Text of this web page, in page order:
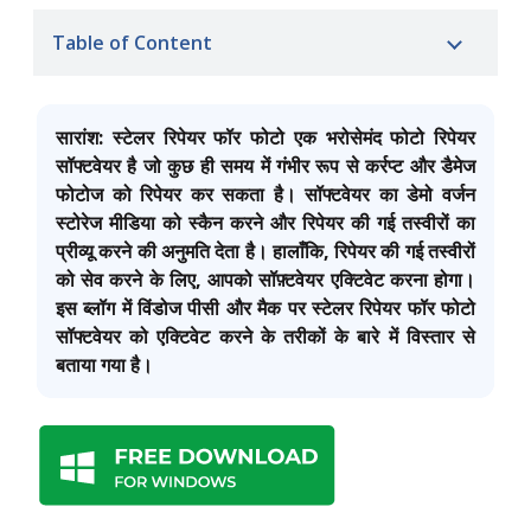
Table of Content
सारांश: स्टेलर रिपेयर फॉर फोटो एक भरोसेमंद फोटो रिपेयर
सॉफ्टवेयर है जो कुछ ही समय में गंभीर रूप से कर्रप्ट और डैमेज
फोटोज को रिपेयर कर सकता है। सॉफ्टवेयर का डेमो वर्जन
स्टोरेज मीडिया को स्कैन करने और रिपेयर की गई तस्वीरों का
प्रीव्यू करने की अनुमति देता है। हालाँकि, रिपेयर की गई तस्वीरों
को सेव करने के लिए, आपको सॉफ़्टवेयर एक्टिवेट करना होगा।
इस ब्लॉग में विंडोज पीसी और मैक पर स्टेलर रिपेयर फॉर फोटो
सॉफ्टवेयर को एक्टिवेट करने के तरीकों के बारे में विस्तार से
बताया गया है।